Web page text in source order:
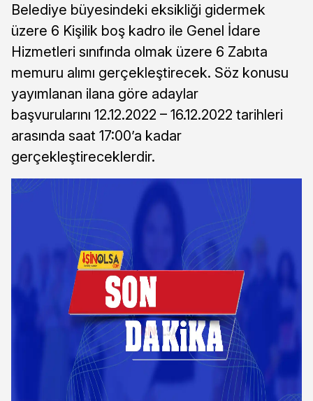
Belediye büyesindeki eksikliği gidermek
üzere 6 Kişilik boş kadro ile Genel İdare
Hizmetleri sınıfında olmak üzere 6 Zabıta
memuru alımı gerçekleştirecek. Söz konusu
yayımlanan ilana göre adaylar
başvurularını 12.12.2022 – 16.12.2022 tarihleri
arasında saat 17:00’a kadar
gerçekleştireceklerdir.